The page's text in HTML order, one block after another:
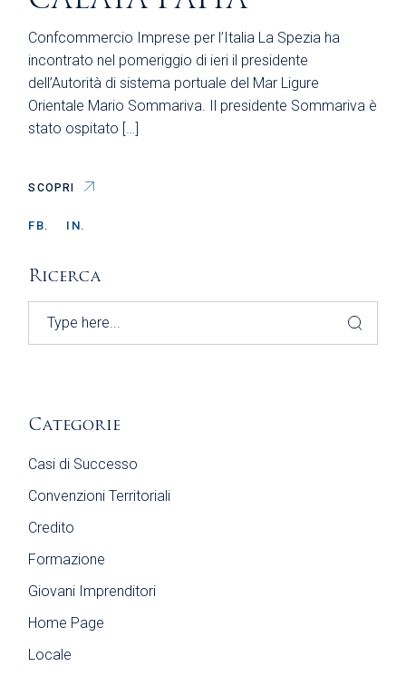
Confcommercio Imprese per l’Italia La Spezia ha
incontrato nel pomeriggio di ieri il presidente
dell’Autorità di sistema portuale del Mar Ligure
Orientale Mario Sommariva. Il presidente Sommariva è
stato ospitato […]
SCOPRI
FB. IN.
Ricerca
Search
Categorie
Casi di Successo
Convenzioni Territoriali
Credito
Formazione
Giovani Imprenditori
Home Page
Locale